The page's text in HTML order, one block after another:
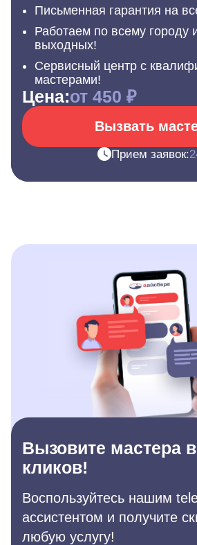
Письменная гарантия на
Работаем по всему городу
выходных!
Сервисный центр с
мастерами!
Цена:от 450 ₽
Вызвать
Прием заявок:
Вызовите мастера
кликов!
Воспользуйтесь нашим
ассистентом и получите
любую услугу!